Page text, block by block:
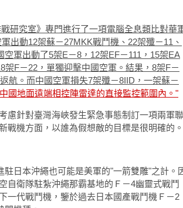
研究室》專門進行了一項電腦全息類比對華
出動12架蘇－27MKK戰鬥機、2­2架殲－11、
軍出動了5架E－8，12架EF－111，15架EA
架F­－22，單獨迎擊中國空軍。結果，8架F－
航。而中國空軍損失7架殲－8IID，一架蘇－
國地面遠端相控陣雷達的直接監控範圍內。"
慮針對臺灣海峽發生緊急事態制訂一項兩軍聯
戰機方面，以誰為假想敵的目標是很明確的。
日本沖繩也可能是美軍的"一箭雙雕"之計。
自衛隊駐紮沖繩那霸基地的Ｆ－4幽靈式­戰鬥
一代戰鬥機，鑒於過去日本國產戰鬥機Ｆ－2